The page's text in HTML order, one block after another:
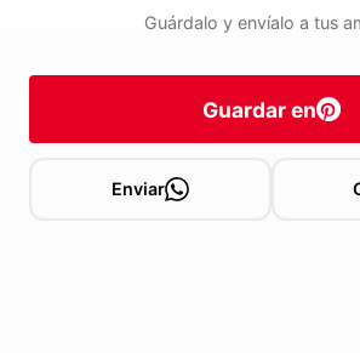
Guárdalo y envíalo a tus
Guardar en
Enviar